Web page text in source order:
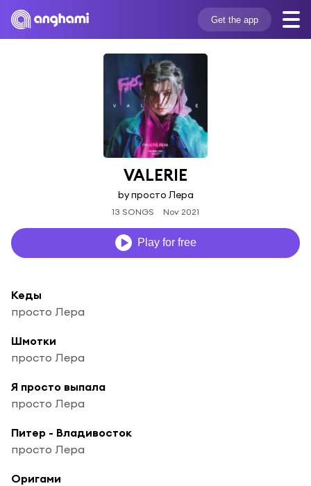
Get the app
VALERIE
by просто Лера
13 SONGS Nov 2021
Play for free
Кеды
просто Лера
Шмотки
просто Лера
Я просто выпала
просто Лера
Питер - Владивосток
просто Лера
Оригами